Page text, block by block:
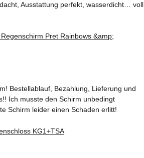
Ausstattung perfekt, wasserdicht… voll
Bestellablauf, Bezahlung, Lieferung und
Ich musste den Schirm unbedingt
Schirm leider einen Schaden erlitt!